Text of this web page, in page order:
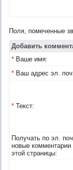
Поля, помеченные
Добавить
* Ваше имя:
* Ваш адрес эл.
* Текст:
Получать по эл.
новые комментарии
этой страницы: